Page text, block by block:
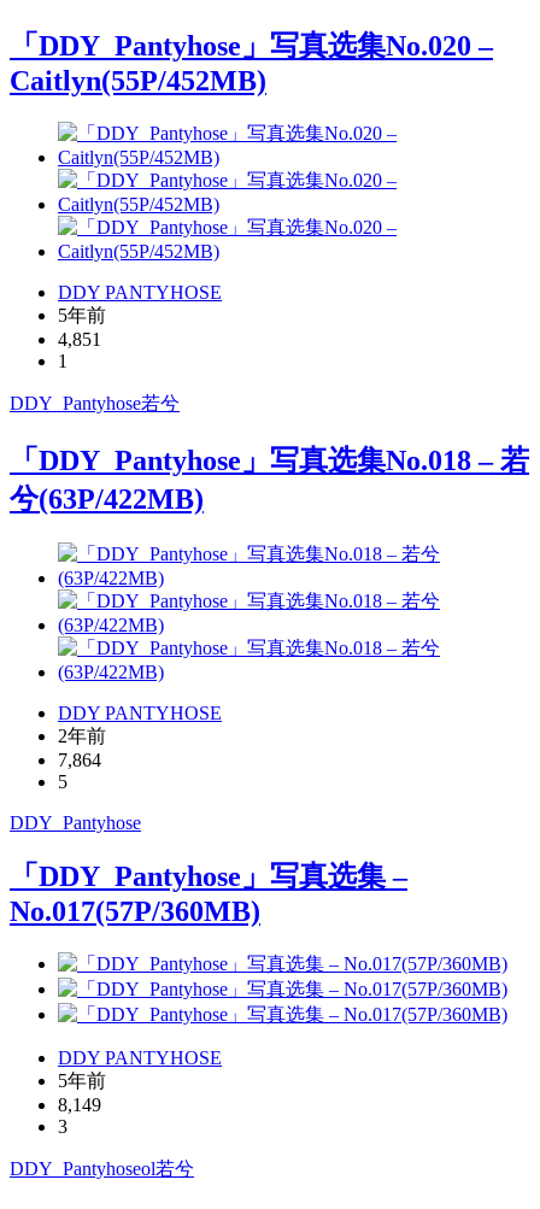
「DDY_Pantyhose」写真选集No.020 –
Caitlyn(55P/452MB)
DDY PANTYHOSE
5年前
4,851
1
DDY_Pantyhose若兮
「DDY_Pantyhose」写真选集No.018 – 若
兮(63P/422MB)
DDY PANTYHOSE
2年前
7,864
5
DDY_Pantyhose
「DDY_Pantyhose」写真选集 –
No.017(57P/360MB)
DDY PANTYHOSE
5年前
8,149
3
DDY_Pantyhoseol若兮